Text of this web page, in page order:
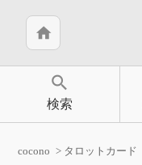
home
search
検索
cocono タロットカード